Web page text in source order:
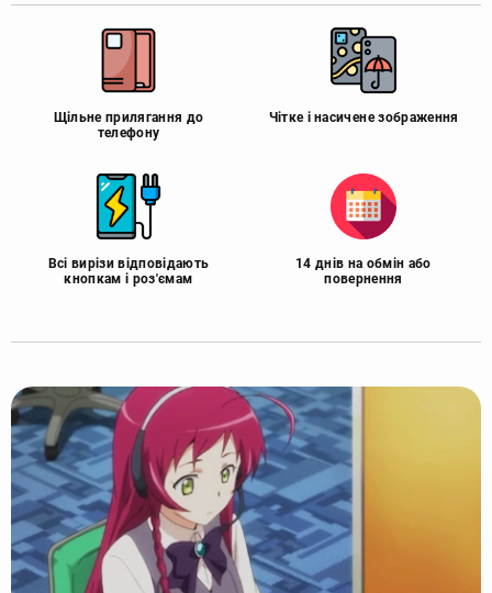
Щільне прилягання до
телефону
Чітке і насичене зображення
Всі вирізи відповідають
кнопкам і роз'ємам
14 днів на обмін або
повернення